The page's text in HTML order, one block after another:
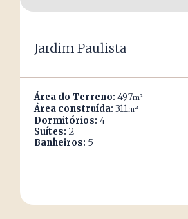
Jardim Paulista
Área do Terreno: 497m²
Área construída: 311m²
Dormitórios: 4
Suítes: 2
Banheiros: 5